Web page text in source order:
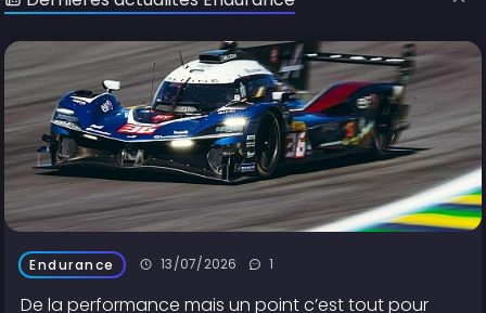
Endurance 13/07/2026 1
De la performance mais un point c’est tout pour